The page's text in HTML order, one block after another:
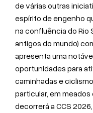
de várias outras
espírito de engenho
na confluência do Rio
antigos do mundo)
apresenta uma
oportunidades para
caminhadas e
particular, em
decorrerá a CCS